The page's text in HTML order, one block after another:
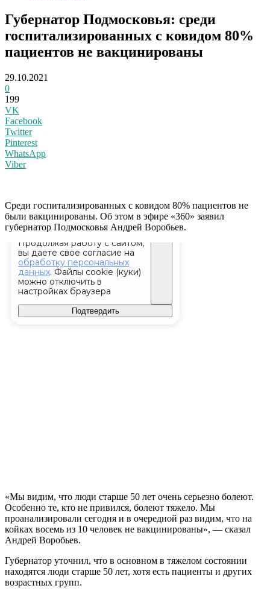
Губернатор Подмосковья: среди
госпитализированных с ковидом 80%
пациентов не вакцинированы
29.10.2021
0
199
VK
Facebook
Twitter
Pinterest
WhatsApp
Viber
Среди госпитализированных с ковидом 80% пациентов не
были вакцинированы. Об этом в эфире «360» заявил
губернатор Подмосковья Андрей Воробьев.
«Мы видим, что люди старше 50 лет очень серьезно болеют.
Особенно те, кто не привился, болеют тяжело. Мы
проанализировали сегодня и в очередной раз видим, что на
койках восемь из 10 человек не вакцинированы», — сказал
Андрей Воробьев.
Губернатор уточнил, что в основном в тяжелом состоянии
находятся люди старше 50 лет, хотя есть пациенты и других
возрастных групп.